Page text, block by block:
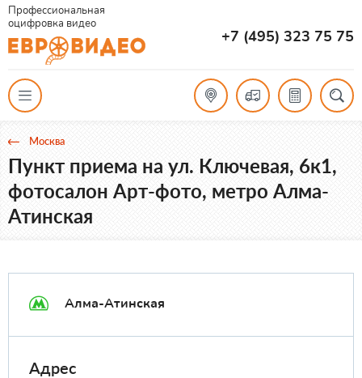
Профессиональная
оцифровка видео
+7 (495) 323 75 75
Москва
Пункт приема на ул. Ключевая, 6к1,
фотосалон Арт-фото, метро Алма-
Атинская
Алма-Атинская
Адрес